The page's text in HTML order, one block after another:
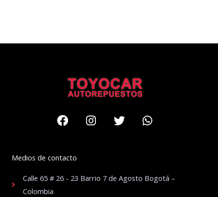
FacebookInstagram
TwitterWhatsapp
Medios de contacto
Calle 65 # 26 - 23 Barrio 7 de Agosto Bogotá –
Colombia